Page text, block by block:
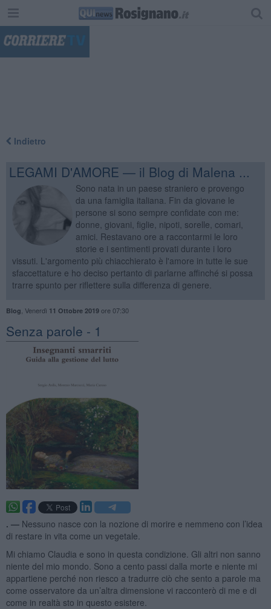
Indietro
LEGAMI D'AMORE — il Blog di Malena ...
Sono nata in un paese straniero e provengo
da una famiglia italiana. Fin da giovane le
persone si sono sempre confidate con me:
donne, giovani, figlie, nipoti, sorelle, comari,
amici. Restavano ore a raccontarmi le loro
storie e i sentimenti provati durante i loro
vissuti. L'argomento più chiacchierato è l'amore in tutte le sue
sfaccettature e ho deciso pertanto di parlarne affinché si possa
trarre spunto per riflettere sulla differenza di genere.
Blog Venerdì 11 Ottobre 2019ore 07:30
Senza parole - 1
. — Nessuno nasce con la nozione di morire e nemmeno con l’idea
di restare in vita come un vegetale.
Mi chiamo Claudia e sono in questa condizione. Gli altri non sanno
niente del mio mondo. Sono a cento passi dalla morte e niente mi
appartiene perché non riesco a tradurre ciò che sento a parole ma
come osservatore da un’altra dimensione vi racconterò di me e di
come in realtà sto in questo esistere.